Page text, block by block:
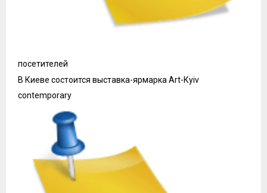
посетителей
В Киеве состоится выставка-ярмарка Art-Кyiv
contemporary